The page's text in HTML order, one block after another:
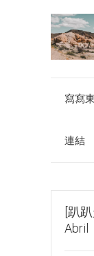
寫寫
連結
[趴
Abril